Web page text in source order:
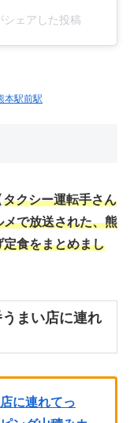
シェアした投稿
本駅前駅
タクシー運転手さん
メで放送された、熊
定食をまとめまし
まい店に連れ
に連れてっ